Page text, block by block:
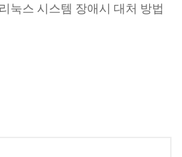
리눅스 시스템 장애시 대처 방법